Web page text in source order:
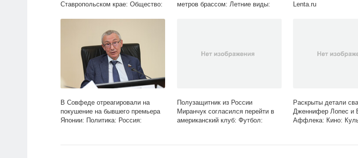
Ставропольском крае: Общество:
метров брассом: Летние виды:
Lenta.ru
В Совфеде отреагировали на
покушение на бывшего премьера
Японии: Политика: Россия:
Полузащитник из России
Миранчук согласился перейти в
американский клуб: Футбол:
Раскрыты детали
Дженнифер Лопес и
Аффлека: Кино: